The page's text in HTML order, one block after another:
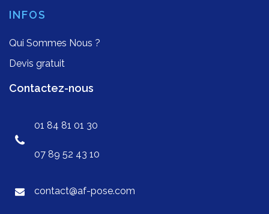
INFOS
Qui Sommes Nous ?
Devis gratuit
Contactez-nous
01 84 81 01 30
07 89 52 43 10
contact@af-pose.com